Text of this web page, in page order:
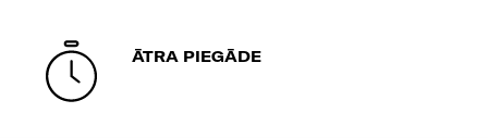
ĀTRA PIEGĀDE